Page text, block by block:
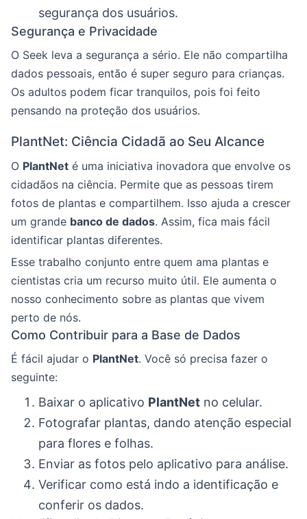
segurança dos usuários.
Segurança e Privacidade
O Seek leva a segurança a sério. Ele não compartilha
dados pessoais, então é super seguro para crianças.
Os adultos podem ficar tranquilos, pois foi feito
pensando na proteção dos usuários.
PlantNet: Ciência Cidadã ao Seu Alcance
O PlantNet é uma iniciativa inovadora que envolve os
cidadãos na ciência. Permite que as pessoas tirem
fotos de plantas e compartilhem. Isso ajuda a crescer
um grande banco de dados. Assim, fica mais fácil
identificar plantas diferentes.
Esse trabalho conjunto entre quem ama plantas e
cientistas cria um recurso muito útil. Ele aumenta o
nosso conhecimento sobre as plantas que vivem
perto de nós.
Como Contribuir para a Base de Dados
É fácil ajudar o PlantNet. Você só precisa fazer o
seguinte:
Baixar o aplicativo PlantNet no celular.
Fotografar plantas, dando atenção especial
para flores e folhas.
Enviar as fotos pelo aplicativo para análise.
Verificar como está indo a identificação e
conferir os dados.